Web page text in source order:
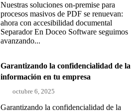
Nuestras soluciones on-premise para
procesos masivos de PDF se renuevan:
ahora con accesibilidad documental
Separador En Doceo Software seguimos
avanzando...
Garantizando la confidencialidad de la
información en tu empresa
octubre 6, 2025
Garantizando la confidencialidad de la